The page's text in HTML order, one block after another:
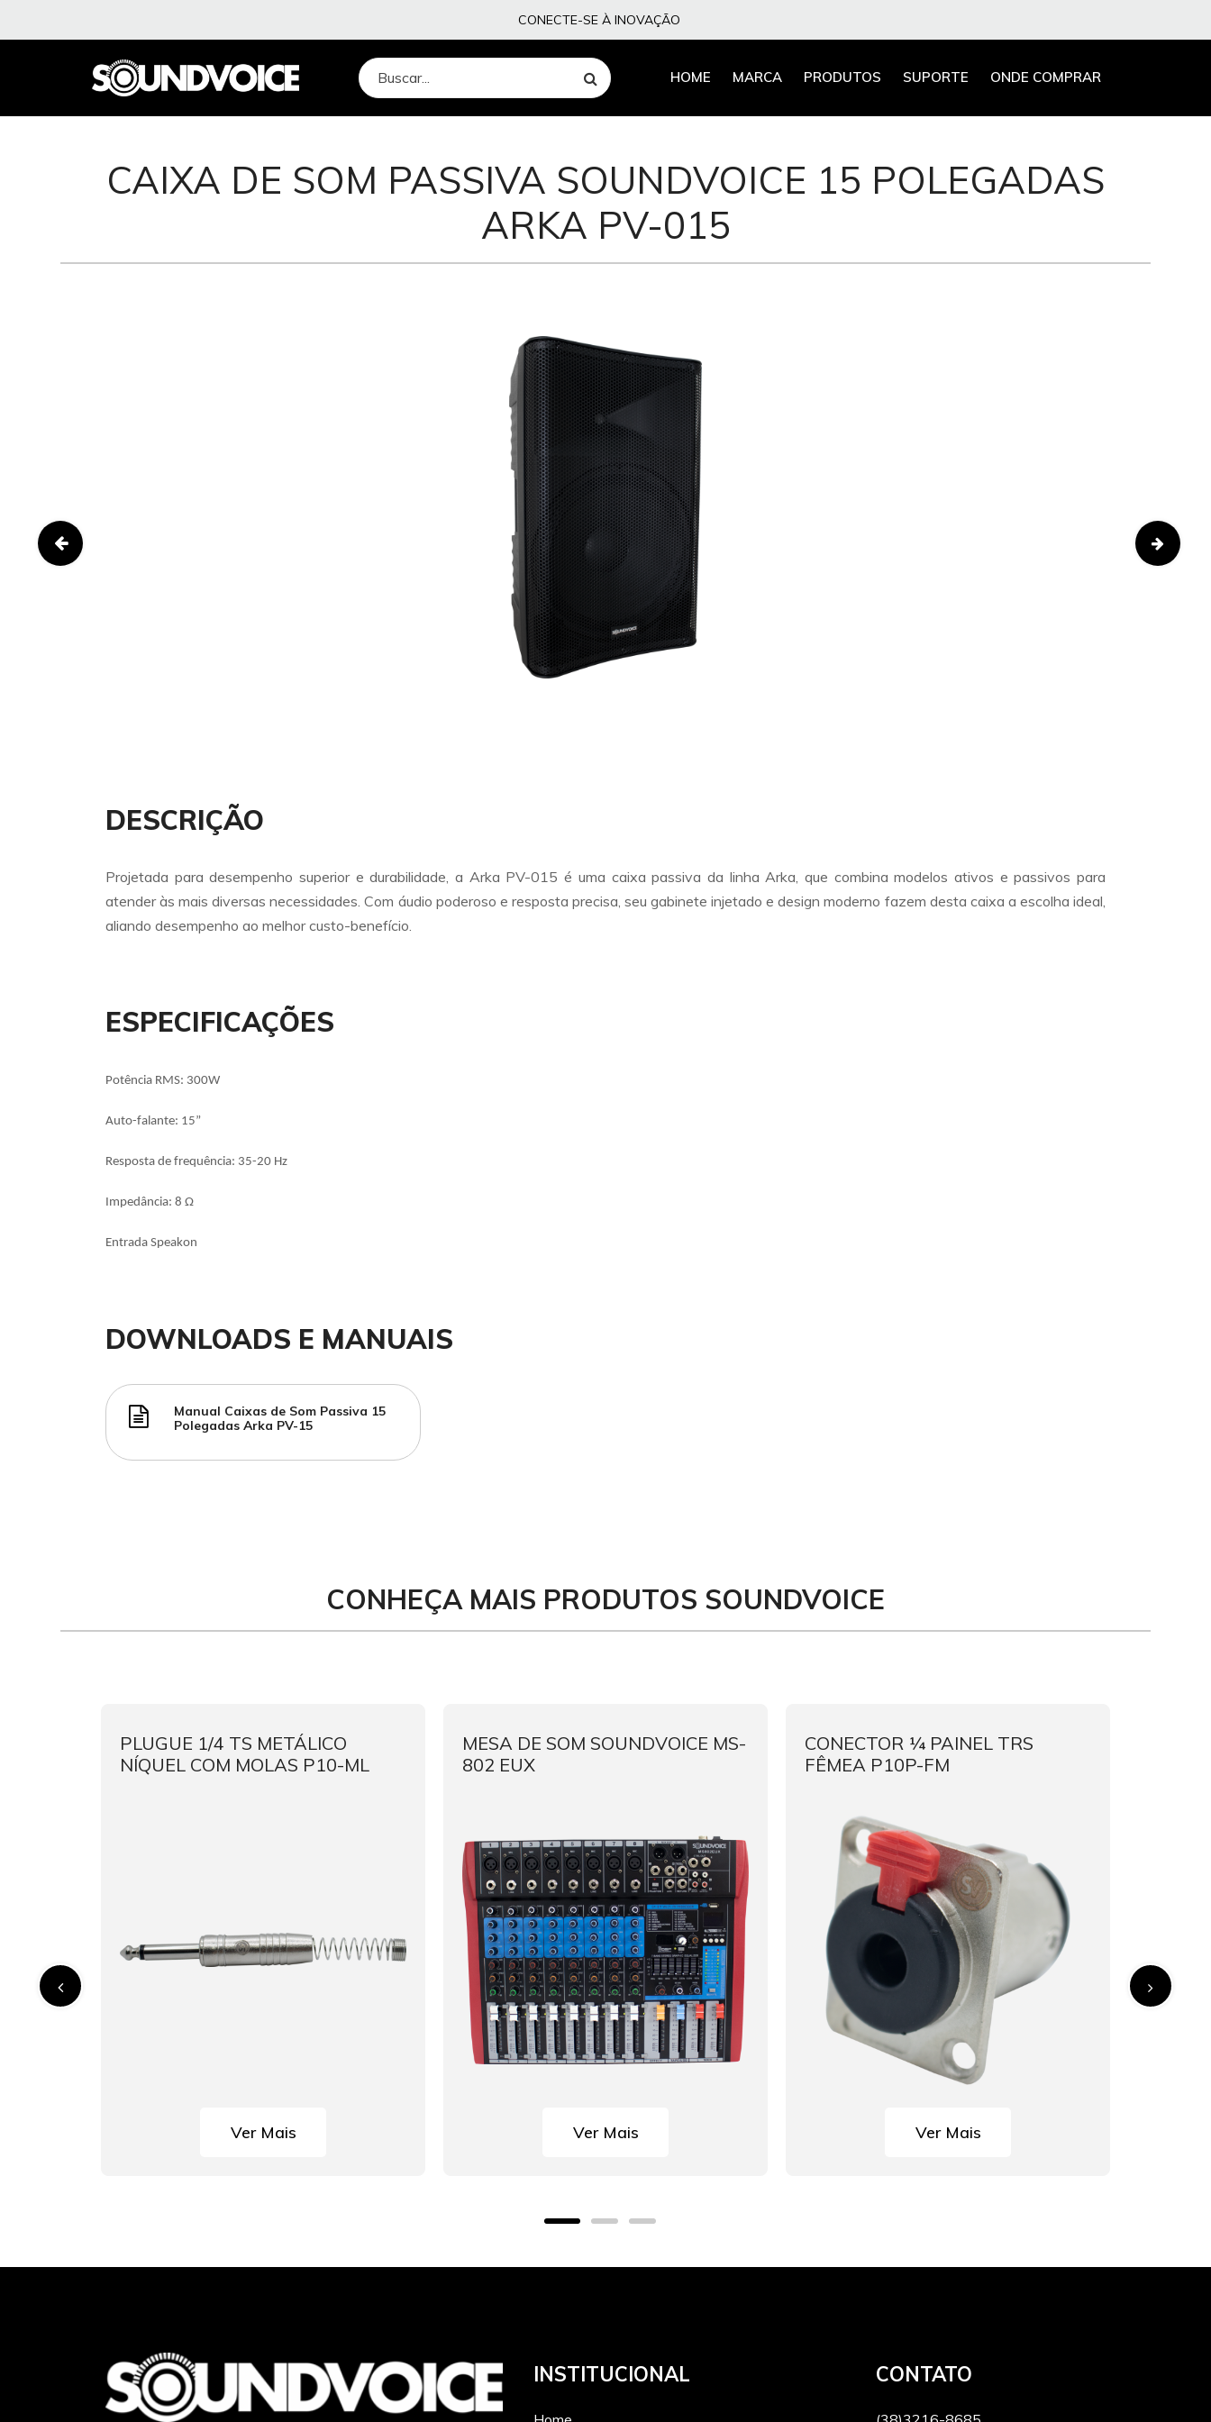
CONECTE-SE À INOVAÇÃO
HOME MARCA PRODUTOS SUPORTE ONDE COMPRAR
CAIXA DE SOM PASSIVA SOUNDVOICE 15 POLEGADAS
ARKA PV-015
DESCRIÇÃO
Projetada para desempenho superior e durabilidade, a Arka PV-015 é uma caixa passiva da linha Arka, que combina modelos ativos e passivos para
atender às mais diversas necessidades. Com áudio poderoso e resposta precisa, seu gabinete injetado e design moderno fazem desta caixa a escolha ideal,
aliando desempenho ao melhor custo-benefício.
ESPECIFICAÇÕES
Potência RMS: 300W
Auto-falante: 15”
Resposta de frequência: 35-20 Hz
Impedância: 8 Ω
Entrada Speakon
DOWNLOADS E MANUAIS
Manual Caixas de Som Passiva 15
Polegadas Arka PV-15
CONHEÇA MAIS PRODUTOS SOUNDVOICE
PLUGUE 1/4 TS METÁLICO
NÍQUEL COM MOLAS P10-ML
Ver Mais
MESA DE SOM SOUNDVOICE MS-
802 EUX
Ver Mais
CONECTOR ¼ PAINEL TRS
FÊMEA P10P-FM
Ver Mais
INSTITUCIONAL CONTATO